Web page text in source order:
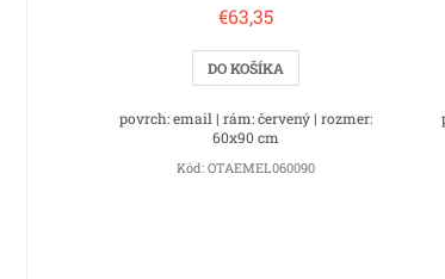
€63,35
DO KOŠÍKA
povrch: email | rám: červený | rozmer:
60x90 cm
Kód: OTAEMEL060090